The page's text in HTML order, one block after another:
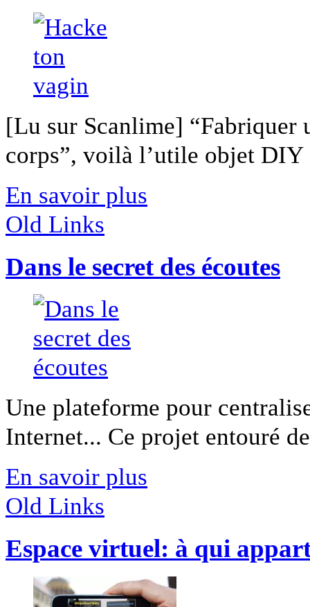
[Lu sur Scanlime] “Fabriquer
corps”, voilà l’utile objet
En savoir plus
Old Links
Dans le secret des écoutes
Une plateforme pour
Internet... Ce projet entouré
En savoir plus
Old Links
Espace virtuel: à qui